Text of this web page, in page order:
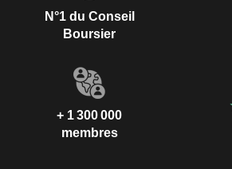
N°1 du Conseil
Boursier
+ 1 300 000
membres